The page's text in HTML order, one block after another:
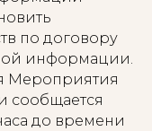
по договору
информации.
Мероприятия
сообщается
до времени